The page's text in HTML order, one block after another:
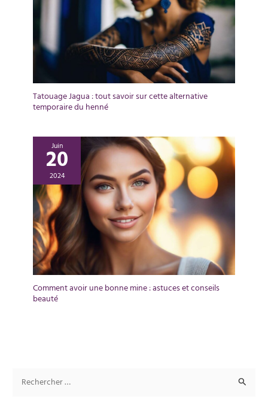
Tatouage Jagua : tout savoir sur cette alternative
temporaire du henné
Juin
20
2024
Comment avoir une bonne mine : astuces et conseils
beauté